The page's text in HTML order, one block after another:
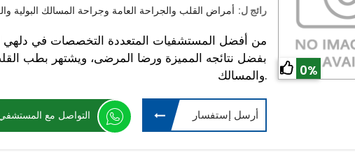
0%
رائج ل: أمراض القلب والجراحة العامة وجراحة المسالك البولية
بفضل نتائجه المميزة ورضا المرضى، ويشتهر بطب
والمسالك.
التواصل مع أرسل إستفسار